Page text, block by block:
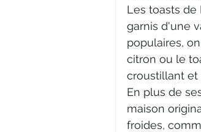
Les toasts
garnis d'une
populaires,
citron ou le
croustillant et
En plus de
maison
froides,